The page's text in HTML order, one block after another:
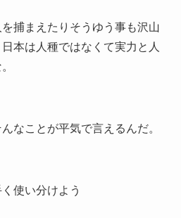
捕まえたりそうゆう事も沢山
本は人種ではなくて実力と人
なことが平気で言えるんだ。
使い分けよう